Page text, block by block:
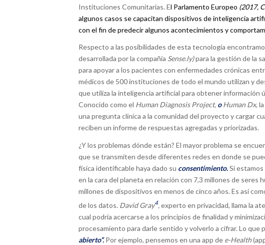
Instituciones Comunitarias. El Parlamento Europeo (2017,
algunos casos se capacitan dispositivos de inteligencia
con el fin de predecir algunos acontecimientos y
Respecto a las posibilidades de esta tecnología
desarrollada por la compañía Sense.ly)para la gestión de la
para apoyar a los pacientes con enfermedades crónicas
médicos de 500 instituciones de todo el mundo utilizan y
que utiliza la inteligencia artificial para obtener información
Conocido como el Human Diagnosis Project, oHuman Dx,
una pregunta clínica a la comunidad del proyecto y cargar
reciben un informe de respuestas agregadas y priorizadas.
¿Y los problemas dónde están? El mayor problema se
que se transmiten desde diferentes redes en donde se
física identificable haya dado su consentimiento.Si
en la cara del planeta en relación con 7,3 millones de seres
millones de dispositivos en menos de cinco años. Es así
de los datos. David Gray4,experto en privacidad, llama la
cual podría acercarse a los principios de finalidad y
procesamiento para darle sentido y volverlo a cifrar. Lo que
abierto”. Por ejemplo, pensemos en una app de e-Health